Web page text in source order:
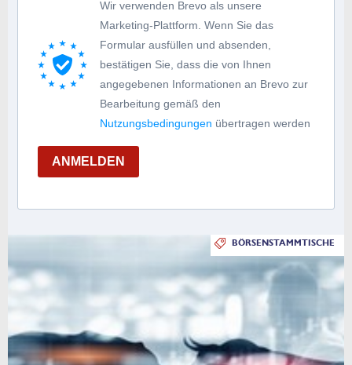
Wir verwenden Brevo als unsere
Marketing-Plattform. Wenn Sie das
Formular ausfüllen und absenden,
bestätigen Sie, dass die von Ihnen
angegebenen Informationen an Brevo zur
Bearbeitung gemäß den
Nutzungsbedingungen übertragen werden
ANMELDEN
BÖRSENSTAMMTISCHE